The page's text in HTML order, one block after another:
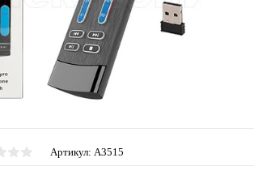
Артикул: A3515